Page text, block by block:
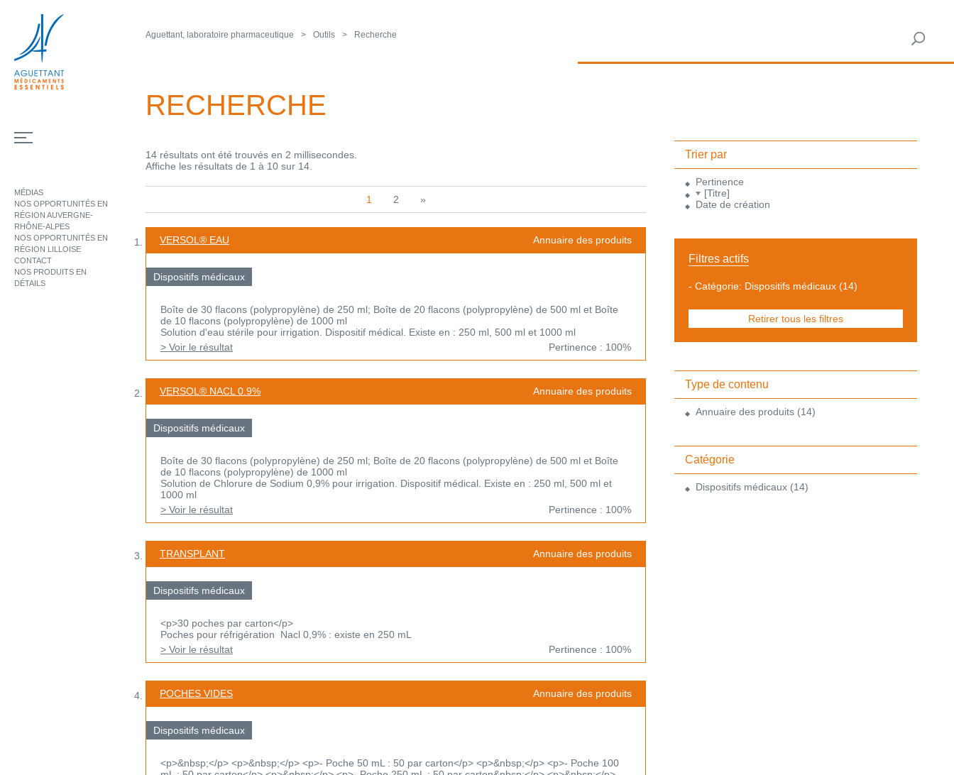
MÉDIAS
NOS OPPORTUNITÉS EN
RÉGION AUVERGNE-
RHÔNE-ALPES
NOS OPPORTUNITÉS EN
RÉGION LILLOISE
CONTACT
NOS PRODUITS EN
DÉTAILS
Aguettant, laboratoire pharmaceutique Outils Recherche
RECHERCHE
14 résultats ont été trouvés en 2 millisecondes.
Affiche les résultats de 1 à 10 sur 14.
1 2 »
VERSOL® EAU Annuaire des produits
Dispositifs médicaux
Boîte de 30 flacons (polypropylène) de 250 ml; Boîte de 20 flacons (polypropylène) de 500 ml et Boîte
de 10 flacons (polypropylène) de 1000 ml
Solution d'eau stérile pour irrigation. Dispositif médical. Existe en : 250 ml, 500 ml et 1000 ml
> Voir le résultat
Pertinence : 100%
VERSOL® NACL 0.9% Annuaire des produits
Dispositifs médicaux
Boîte de 30 flacons (polypropylène) de 250 ml; Boîte de 20 flacons (polypropylène) de 500 ml et Boîte
de 10 flacons (polypropylène) de 1000 ml
Solution de Chlorure de Sodium 0,9% pour irrigation. Dispositif médical. Existe en : 250 ml, 500 ml et
1000 ml
> Voir le résultat
Pertinence : 100%
TRANSPLANT Annuaire des produits
Dispositifs médicaux
<p>30 poches par carton</p>
Poches pour réfrigération Nacl 0,9% : existe en 250 mL
> Voir le résultat
Pertinence : 100%
POCHES VIDES Annuaire des produits
Dispositifs médicaux
<p>&nbsp;</p> <p>&nbsp;</p> <p>- Poche 50 mL : 50 par carton</p> <p>&nbsp;</p> <p>- Poche 100
Trier par
Pertinence
[Titre]
Date de création
Filtres actifs
- Catégorie: Dispositifs médicaux (14)
Retirer tous les filtres
Type de contenu
Annuaire des produits (14)
Catégorie
Dispositifs médicaux (14)